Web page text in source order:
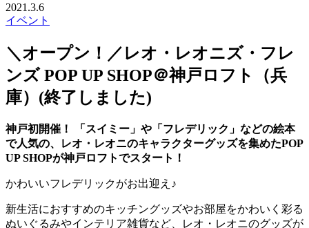
2021.3.6
イベント
＼オープン！／レオ・レオニズ・フレ
ンズ POP UP SHOP＠神戸ロフト（兵
庫）(終了しました)
神戸初開催！ 「スイミー」や「フレデリック」などの絵本
で人気の、レオ・レオニのキャラクターグッズを集めたPOP
UP SHOPが神戸ロフトでスタート！
かわいいフレデリックがお出迎え♪
新生活におすすめのキッチングッズやお部屋をかわいく彩る
ぬいぐるみやインテリア雑貨など、レオ・レオニのグッズが